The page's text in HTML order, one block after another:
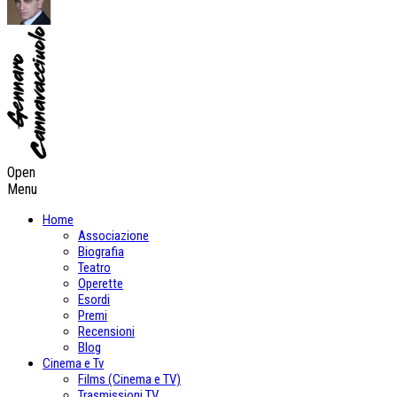
Open
Menu
Home
Associazione
Biografia
Teatro
Operette
Esordi
Premi
Recensioni
Blog
Cinema e Tv
Films (Cinema e TV)